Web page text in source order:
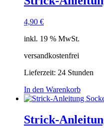
4,90 €
inkl. 19 % MwSt.
versandkostenfrei
Lieferzeit: 24 Stunden
In den Warenkorb
Strick-